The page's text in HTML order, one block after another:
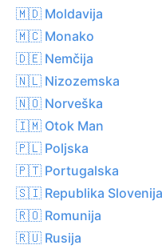
🇲🇩 Moldavija
🇲🇨 Monako
🇩🇪 Nemčija
🇳🇱 Nizozemska
🇳🇴 Norveška
🇮🇲 Otok Man
🇵🇱 Poljska
🇵🇹 Portugalska
🇸🇮 Republika Slovenija
🇷🇴 Romunija
🇷🇺 Rusija